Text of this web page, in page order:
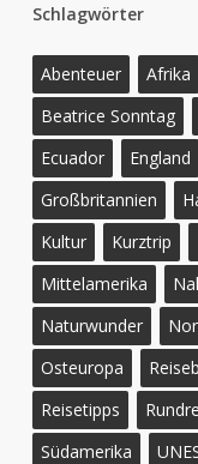
Schlagwörter
Abenteuer Afrika
Beatrice Sonntag
Ecuador
England
Großbritannien
Kultur
Kurztrip
Mittelamerika
Naturwunder
Osteuropa
Reisetipps
Südamerika